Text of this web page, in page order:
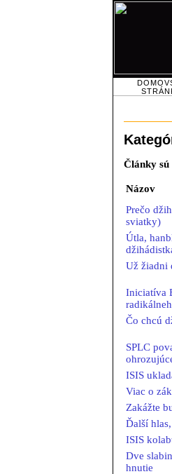
Články sú
Názov
Prečo
sviatky)
Útla,
Už žiadni
Iniciatíva
Čo chcú
SPLC
ISIS
Viac o
Zakážte
Ďalší
ISIS
Dve
hnutie